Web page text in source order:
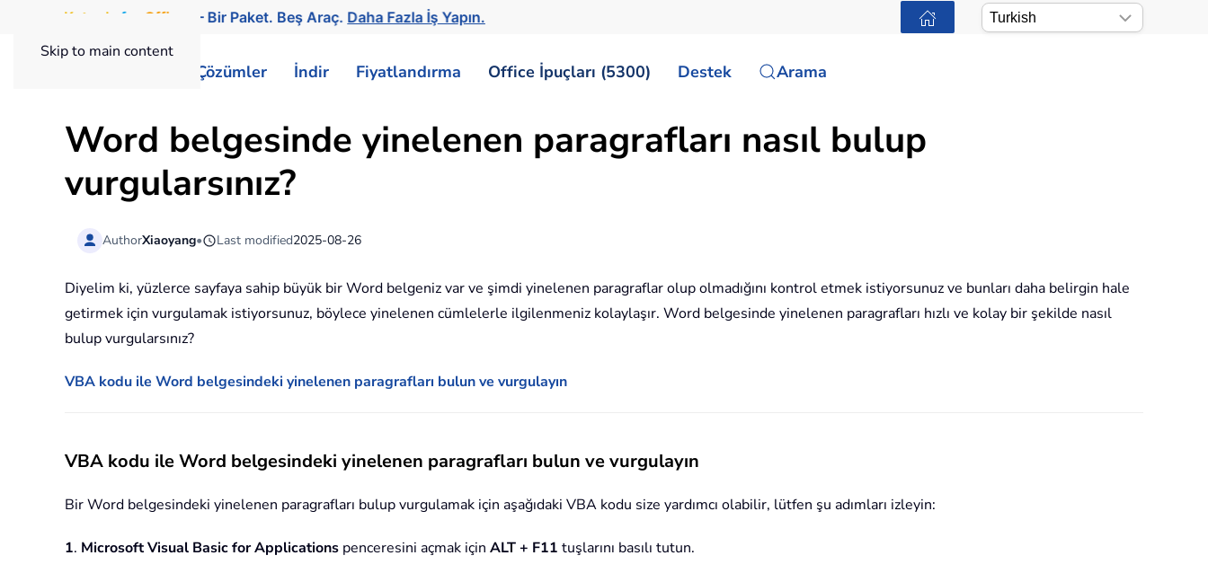
Skip to main content
Kutools for Office — Bir Paket. Beş Araç.Daha Fazla İş Yapın.
Çözümler İndir Fiyatlandırma Office İpuçları (5300) Destek Arama
Word belgesinde yinelenen paragrafları nasıl bulup
vurgularsınız?
AuthorXiaoyang• Last modified2025-08-26
Diyelim ki, yüzlerce sayfaya sahip büyük bir Word belgeniz var ve şimdi yinelenen paragraflar olup olmadığını kontrol etmek istiyorsunuz ve bunları daha belirgin hale
getirmek için vurgulamak istiyorsunuz, böylece yinelenen cümlelerle ilgilenmeniz kolaylaşır. Word belgesinde yinelenen paragrafları hızlı ve kolay bir şekilde nasıl
bulup vurgularsınız?
VBA kodu ile Word belgesindeki yinelenen paragrafları bulun ve vurgulayın
VBA kodu ile Word belgesindeki yinelenen paragrafları bulun ve vurgulayın
Bir Word belgesindeki yinelenen paragrafları bulup vurgulamak için aşağıdaki VBA kodu size yardımcı olabilir, lütfen şu adımları izleyin:
1. Microsoft Visual Basic for Applications penceresini açmak için ALT + F11 tuşlarını basılı tutun.